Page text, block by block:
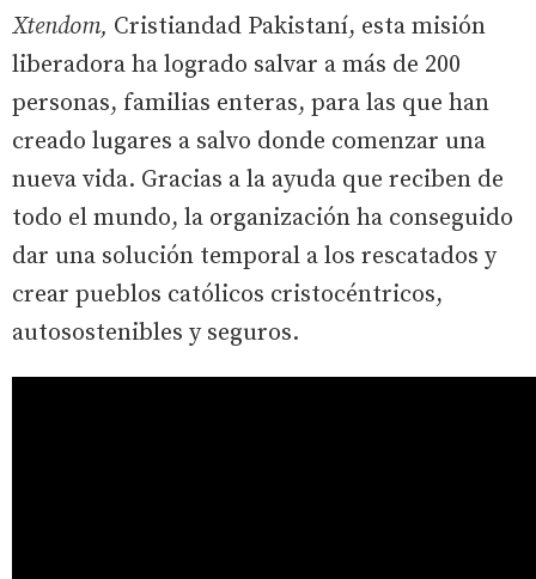
Xtendom, Cristiandad Pakistaní, esta misión
liberadora ha logrado salvar a más de 200
personas, familias enteras, para las que han
creado lugares a salvo donde comenzar una
nueva vida. Gracias a la ayuda que reciben de
todo el mundo, la organización ha conseguido
dar una solución temporal a los rescatados y
crear pueblos católicos cristocéntricos,
autosostenibles y seguros.